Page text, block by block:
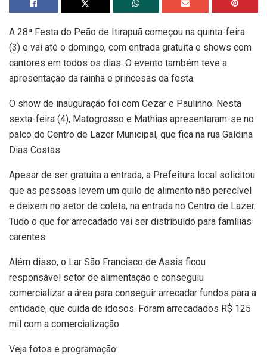
A 28ª Festa do Peão de Itirapuã começou na quinta-feira
(3) e vai até o domingo, com entrada gratuita e shows com
cantores em todos os dias. O evento também teve a
apresentação da rainha e princesas da festa.
O show de inauguração foi com Cezar e Paulinho. Nesta
sexta-feira (4), Matogrosso e Mathias apresentaram-se no
palco do Centro de Lazer Municipal, que fica na rua Galdina
Dias Costas.
Apesar de ser gratuita a entrada, a Prefeitura local solicitou
que as pessoas levem um quilo de alimento não perecível
e deixem no setor de coleta, na entrada no Centro de Lazer.
Tudo o que for arrecadado vai ser distribuído para famílias
carentes.
Além disso, o Lar São Francisco de Assis ficou
responsável setor de alimentação e conseguiu
comercializar a área para conseguir arrecadar fundos para a
entidade, que cuida de idosos. Foram arrecadados R$ 125
mil com a comercialização.
Veja fotos e programação: